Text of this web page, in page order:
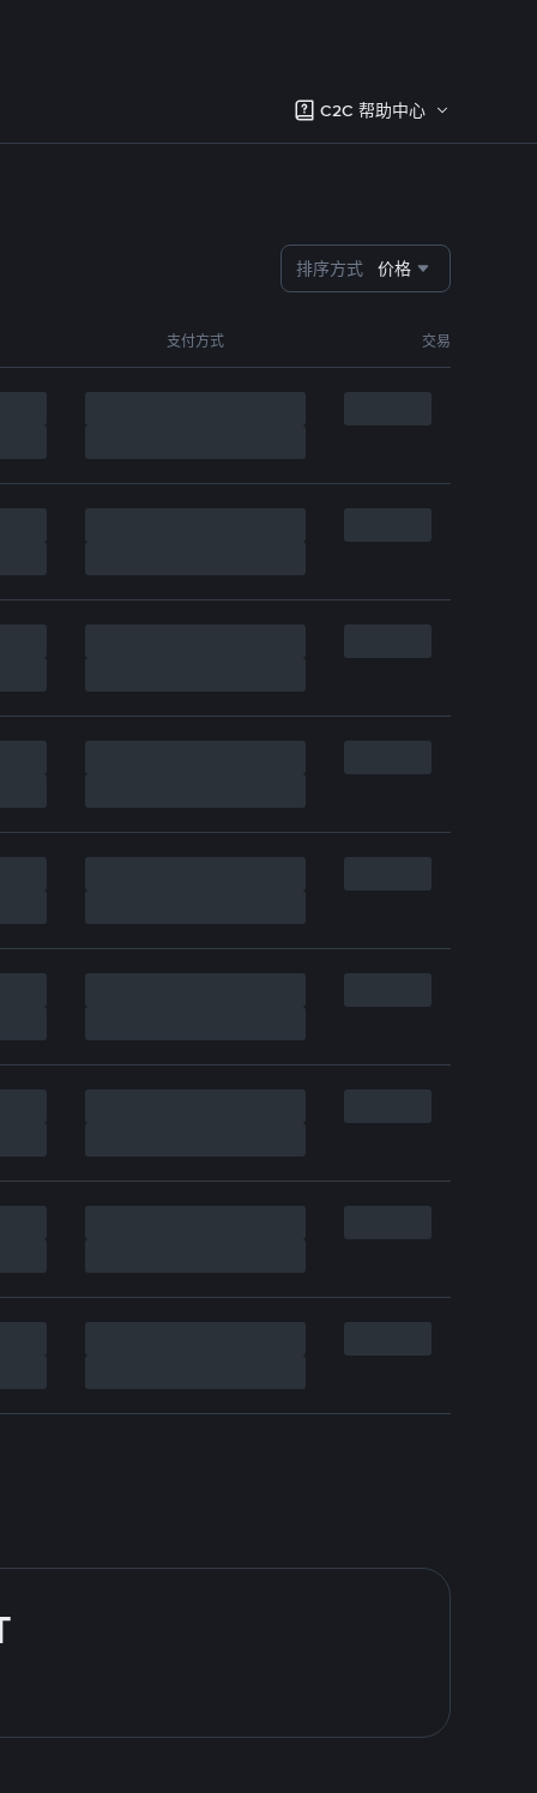
C2C 帮助中心
排序方式 价格
支付方式 交易